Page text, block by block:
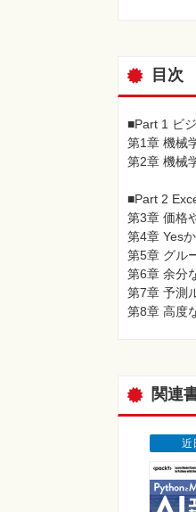
目次
■Part 1 ビ
第1章 機械
第2章 機械
■Part 2
第3章 価格
第4章 Yes
第5章 グル
第6章 余分
第7章 予測
第8章 高度
関連
近